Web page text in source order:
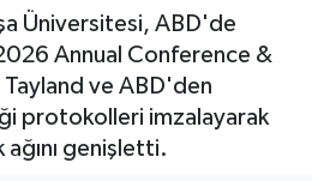
Üniversitesi, ABD'de
Annual Conference &
ve ABD'den
protokolleri imzalayarak
ağını genişletti.